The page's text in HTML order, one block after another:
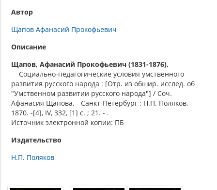
Автор
Щапов Афанасий Прокофьевич
Описание
Щапов, Афанасий Прокофьевич (1831-1876).
Социально-педагогические условия умственного
развития русского народа : [Отр. из обшир. исслед. об
"Умственном развитии русского народа"] / Соч.
Афанасия Щапова. - Санкт-Петербург : Н.П. Поляков,
1870. -[4], IV, 332, [1] с. ; 21. - .
Источник электронной копии: ПБ
Издательство
Н.П. Поляков